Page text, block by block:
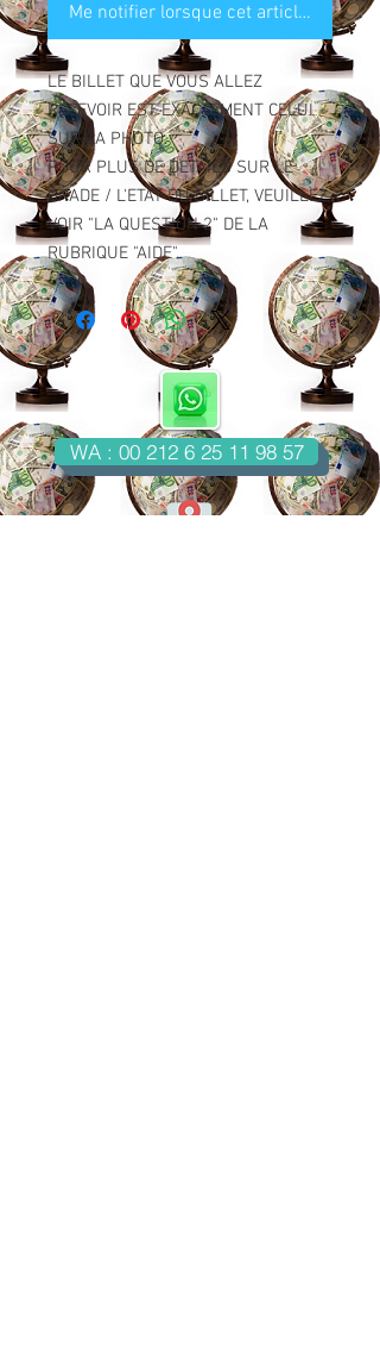
Me notifier lorsque cet article est
LE BILLET QUE VOUS ALLEZ
RECEVOIR EST EXACTEMENT CELUI
SUR LA PHOTO.
POUR PLUS DE DETAILS SUR LE
GRADE / L'ETAT DU BILLET, VEUILLEZ
VOIR "LA QUESTION 2" DE LA
RUBRIQUE "AIDE".
WA : 00 212 6 25 11 98 57